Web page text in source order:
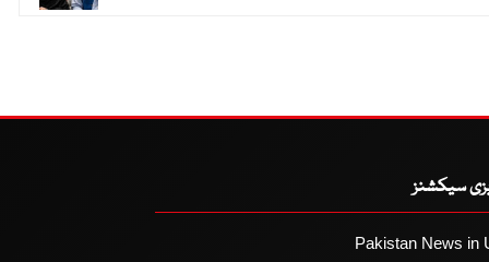
سیکشنز
Pakistan News in